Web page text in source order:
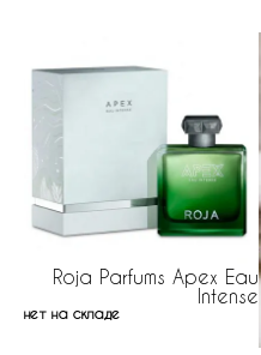
Roja Parfums Apex Eau
Intense
нет на складе